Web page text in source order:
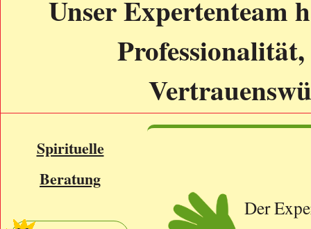
Unser Expertenteam
Spirituelle
Beratung
Der